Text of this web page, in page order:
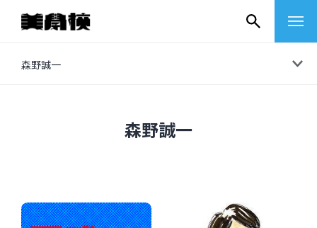
森野誠一
森野誠一